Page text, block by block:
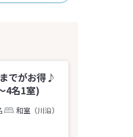
でがお得♪
4名1室)
和室（川沿）